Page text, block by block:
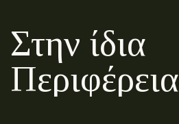
Στην ίδια
Περιφέρεια